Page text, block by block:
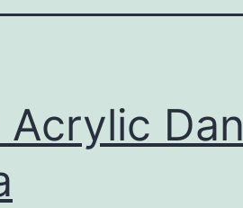
Acrylic Dan